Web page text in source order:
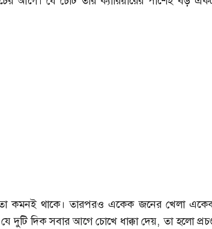
কমনই থাকে। তারপরও একেক জনের খেলা
দুটি দিক সবার আগে চোখে ধাক্কা দেয়, তা হলো